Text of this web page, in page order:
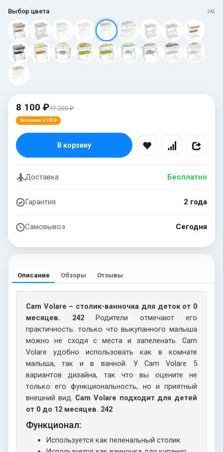
Выбор цвета 242
8 100 ₽17 200 ₽
Экономия 9 100 ₽
В корзину
Доставка Бесплатно
Гарантия 2 года
Самовывоз Сегодня
Описание Обзоры Отзывы
Cam Volare – столик-ванночка для деток от 0
месяцев. 242Родители отмечают его
практичность: только что выкупанного малыша
можно не сходя с места и запеленать. Cam
Volare удобно использовать как в комнате
малыша, так и в ванной. У Cam Volare 5
вариантов дизайна, так что вы оцените не
только его функциональность, но и приятный
внешний вид. Cam Volare подходит для детей
от 0 до 12 месяцев. 242
Функционал:
Используется как пеленальный столик